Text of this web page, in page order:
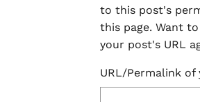
to this post's
this page. Want
your post's URL
URL/Permalink